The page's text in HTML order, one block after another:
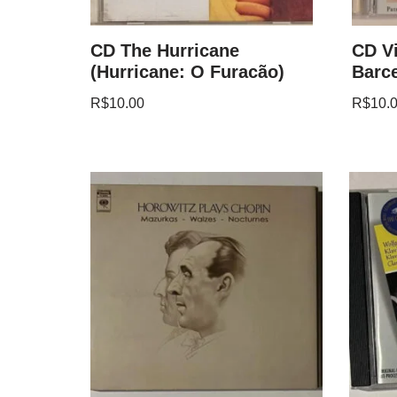
CD The Hurricane
(Hurricane: O Furacão)
R$10.00
CD
R$